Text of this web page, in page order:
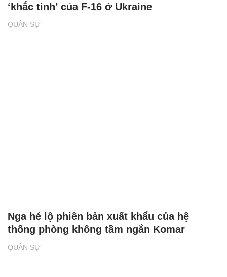
QUÂN SỰ
‘khắc tinh’ của F-16 ở Ukraine
QUÂN SỰ
Nga hé lộ phiên bản xuất khẩu của hệ
thống phòng không tầm ngắn Komar